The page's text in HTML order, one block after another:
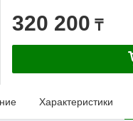
320 200 ₸
Характеристики